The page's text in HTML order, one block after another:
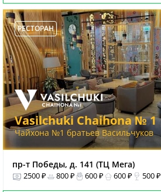
РЕСТОРАН
Vasilchuki Chaihona № 1
Чайхона №1 братьев Васильчуков
пр-т Победы, д. 141 (ТЦ Мега)
2500 ₽ 800 ₽ 600 ₽ 600 ₽ 500 ₽